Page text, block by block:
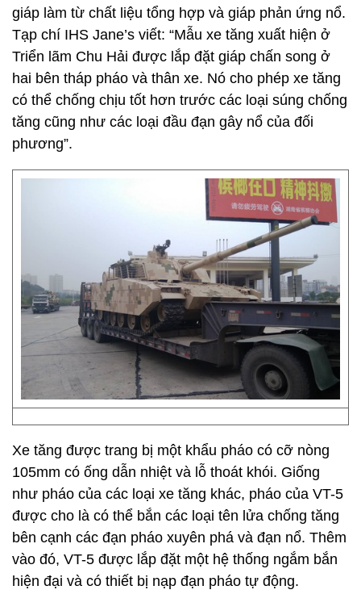
giáp làm từ chất liệu tổng hợp và giáp phản ứng nổ.
Tạp chí IHS Jane’s viết: “Mẫu xe tăng xuất hiện ở
Triển lãm Chu Hải được lắp đặt giáp chấn song ở
hai bên tháp pháo và thân xe. Nó cho phép xe tăng
có thể chống chịu tốt hơn trước các loại súng chống
tăng cũng như các loại đầu đạn gây nổ của đối
phương”.
Xe tăng được trang bị một khẩu pháo có cỡ nòng
105mm có ống dẫn nhiệt và lỗ thoát khói. Giống
như pháo của các loại xe tăng khác, pháo của VT-5
được cho là có thể bắn các loại tên lửa chống tăng
bên cạnh các đạn pháo xuyên phá và đạn nổ. Thêm
vào đó, VT-5 được lắp đặt một hệ thống ngắm bắn
hiện đại và có thiết bị nạp đạn pháo tự động.